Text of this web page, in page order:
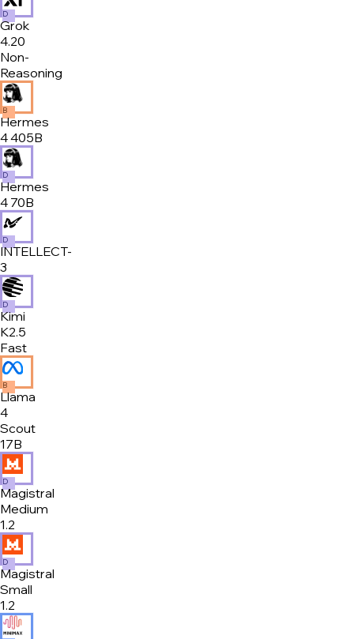
D
Grok
4.20
Non-
Reasoning
B
Hermes
4 405B
D
Hermes
4 70B
D
INTELLECT-
3
D
Kimi
K2.5
Fast
B
Llama
4
Scout
17B
D
Magistral
Medium
1.2
D
Magistral
Small
1.2